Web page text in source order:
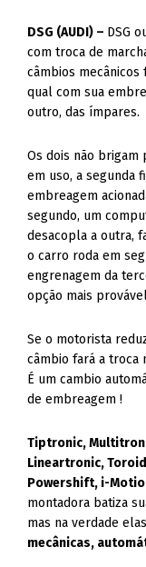
DSG (AUDI) – DSG
com troca de
câmbios mecânicos
qual com sua
outro, das ímpares.
Os dois não brigam
em uso, a segunda
embreagem
segundo, um
desacopla a outra,
o carro roda em
engrenagem da
opção mais
Se o motorista
câmbio fará a troca
É um cambio
de embreagem !
Tiptronic,
Lineartronic,
Powershift, i-
montadora batiza
mas na verdade
mecânicas,